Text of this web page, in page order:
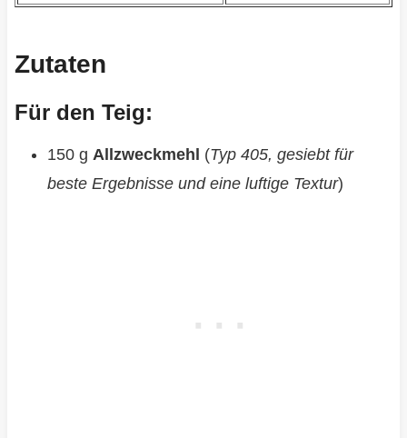
Zutaten
Für den Teig:
150 g Allzweckmehl (Typ 405, gesiebt für
beste Ergebnisse und eine luftige Textur)